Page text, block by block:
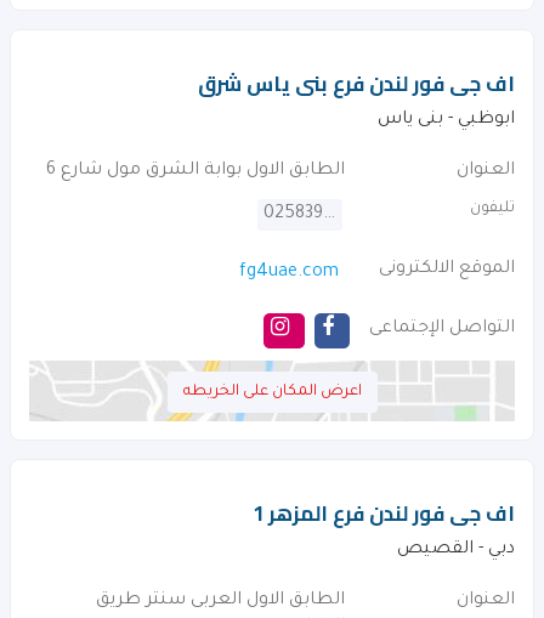
اف جى فور لندن فرع بنى ياس شرق
ابوظبي - بنى ياس
العنوان الطابق الاول بوابة الشرق مول شارع 6
تليفون 025839559
الموقع الالكترونى fg4uae.com
التواصل الإجتماعى
اعرض المكان على الخريطه
اف جى فور لندن فرع المزهر 1
دبي - القصيص
العنوان
الطابق الاول العربى سنتر طريق